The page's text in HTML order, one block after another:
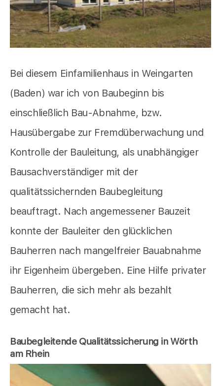
Bei diesem Einfamilienhaus in Weingarten
(Baden) war ich von Baubeginn bis
einschließlich Bau-Abnahme, bzw.
Hausübergabe zur Fremdüberwachung und
Kontrolle der Bauleitung, als unabhängiger
Bausachverständiger mit der
qualitätssichernden Baubegleitung
beauftragt. Nach angemessener Bauzeit
konnte der Bauleiter den glücklichen
Bauherren nach mangelfreier Bauabnahme
ihr Eigenheim übergeben. Eine Hilfe privater
Bauherren, die sich mehr als bezahlt
gemacht hat.
Baubegleitende Qualitätssicherung in Wörth
am Rhein